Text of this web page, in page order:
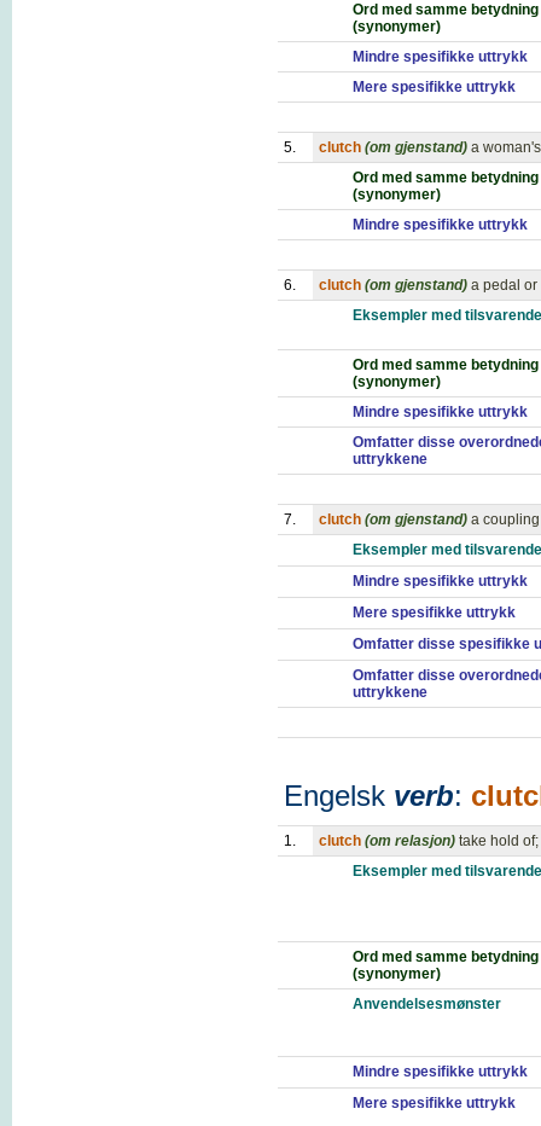
Ord med samme betydning
(synonymer)
Mindre spesifikke uttrykk
Mere spesifikke uttrykk
5. clutch (om gjenstand) a
Ord med samme betydning
(synonymer)
Mindre spesifikke uttrykk
6. clutch (om gjenstand) a pedal or
Eksempler med
Ord med samme betydning
(synonymer)
Mindre spesifikke uttrykk
Omfatter disse
uttrykkene
7. clutch (om gjenstand) a
Eksempler med
Mindre spesifikke uttrykk
Mere spesifikke uttrykk
Omfatter disse spesifikke
Omfatter disse
uttrykkene
Engelsk verb:
1. clutch (om relasjon) take hold
Eksempler med
Ord med samme betydning
(synonymer)
Anvendelsesmønster
Mindre spesifikke uttrykk
Mere spesifikke uttrykk